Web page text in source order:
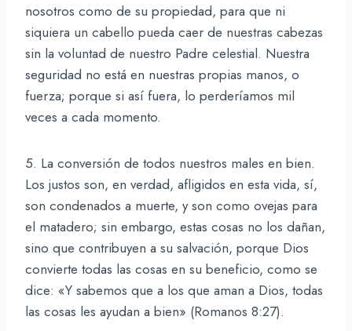
nosotros como de su propiedad, para que ni
siquiera un cabello pueda caer de nuestras cabezas
sin la voluntad de nuestro Padre celestial. Nuestra
seguridad no está en nuestras propias manos, o
fuerza; porque si así fuera, lo perderíamos mil
veces a cada momento.
5. La conversión de todos nuestros males en bien.
Los justos son, en verdad, afligidos en esta vida, sí,
son condenados a muerte, y son como ovejas para
el matadero; sin embargo, estas cosas no los dañan,
sino que contribuyen a su salvación, porque Dios
convierte todas las cosas en su beneficio, como se
dice: «Y sabemos que a los que aman a Dios, todas
las cosas les ayudan a bien» (Romanos 8:27).